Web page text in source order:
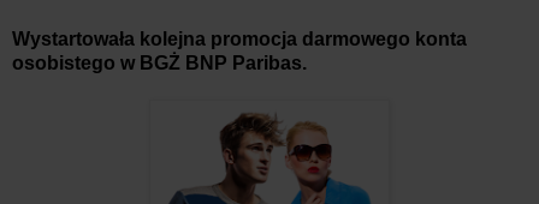
Wystartowała kolejna promocja darmowego konta
osobistego w BGŻ BNP Paribas.